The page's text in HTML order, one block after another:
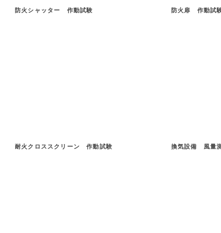
防火シャッター 作動試験 防火扉 作動試
耐火クロススクリーン 作動試験 換気設備 風量